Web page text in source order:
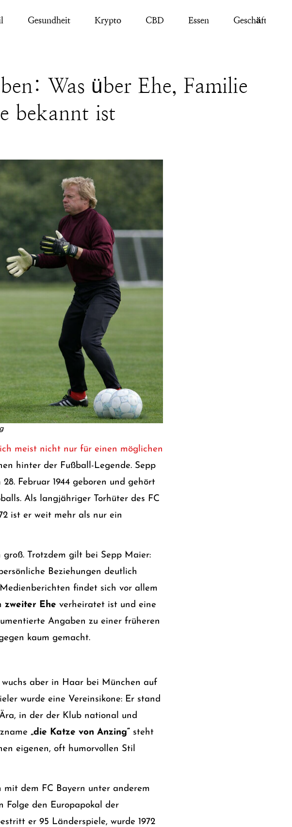
Gesundheit Krypto CBD Essen Geschäft
Was über Ehe, Familie
bekannt ist
meist nicht nur für einen möglichen
hinter der Fußball-Legende. Sepp
Februar 1944 geboren und gehört
Als langjähriger Torhüter des FC
ist er weit mehr als nur ein
Trotzdem gilt bei Sepp Maier:
Beziehungen deutlich
findet sich vor allem
zweiter Ehe verheiratet ist und eine
Angaben zu einer früheren
kaum gemacht.
aber in Haar bei München auf
wurde eine Vereinsikone: Er stand
in der der Klub national und
„die Katze von Anzing“ steht
eigenen, oft humorvollen Stil
dem FC Bayern unter anderem
Folge den Europapokal der
er 95 Länderspiele, wurde 1972